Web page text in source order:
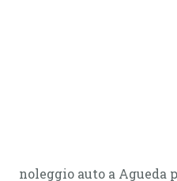
noleggio auto a